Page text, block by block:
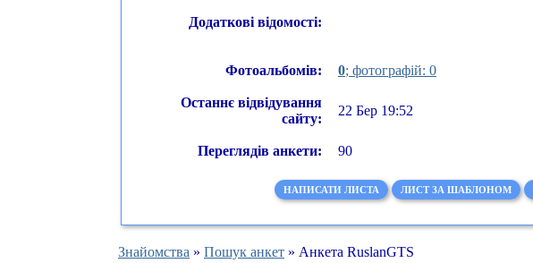
Додаткові відомості:
Фотоальбомів: 0; фотографій: 0
Останнє відвідування
сайту:
22 Бер 19:52
Переглядів анкети: 90
НАПИСАТИ ЛИСТА ЛИСТ ЗА ШАБЛОНОМ
Знайомства » Пошук анкет » Анкета RuslanGTS